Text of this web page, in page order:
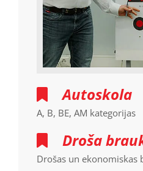
Autoskola
A, B, BE, AM kategorijas
Droša
Drošas un ekonomiskas